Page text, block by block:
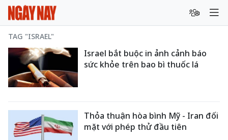
TAG "ISRAEL"
Israel bắt buộc in ảnh cảnh báo
sức khỏe trên bao bì thuốc lá
Thỏa thuận hòa bình Mỹ - Iran đối
mặt với phép thử đầu tiên